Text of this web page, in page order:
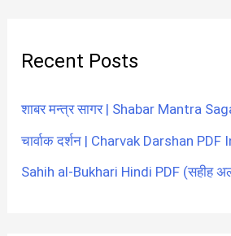
Recent Posts
शाबर मन्त्र सागर | Shabar Mantra
चार्वाक दर्शन | Charvak Darshan PDF
Sahih al-Bukhari Hindi PDF (सहीह